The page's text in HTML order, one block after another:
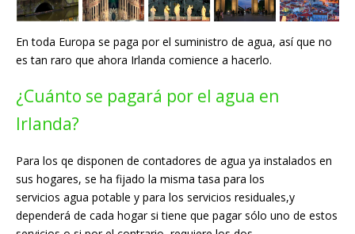
En toda Europa se paga por el suministro de agua, así que no
es tan raro que ahora Irlanda comience a hacerlo.
¿Cuánto se pagará por el agua en
Irlanda?
Para los qe disponen de contadores de agua ya instalados en
sus hogares, se ha fijado la misma tasa para los
servicios agua potable y para los servicios residuales,y
dependerá de cada hogar si tiene que pagar sólo uno de estos